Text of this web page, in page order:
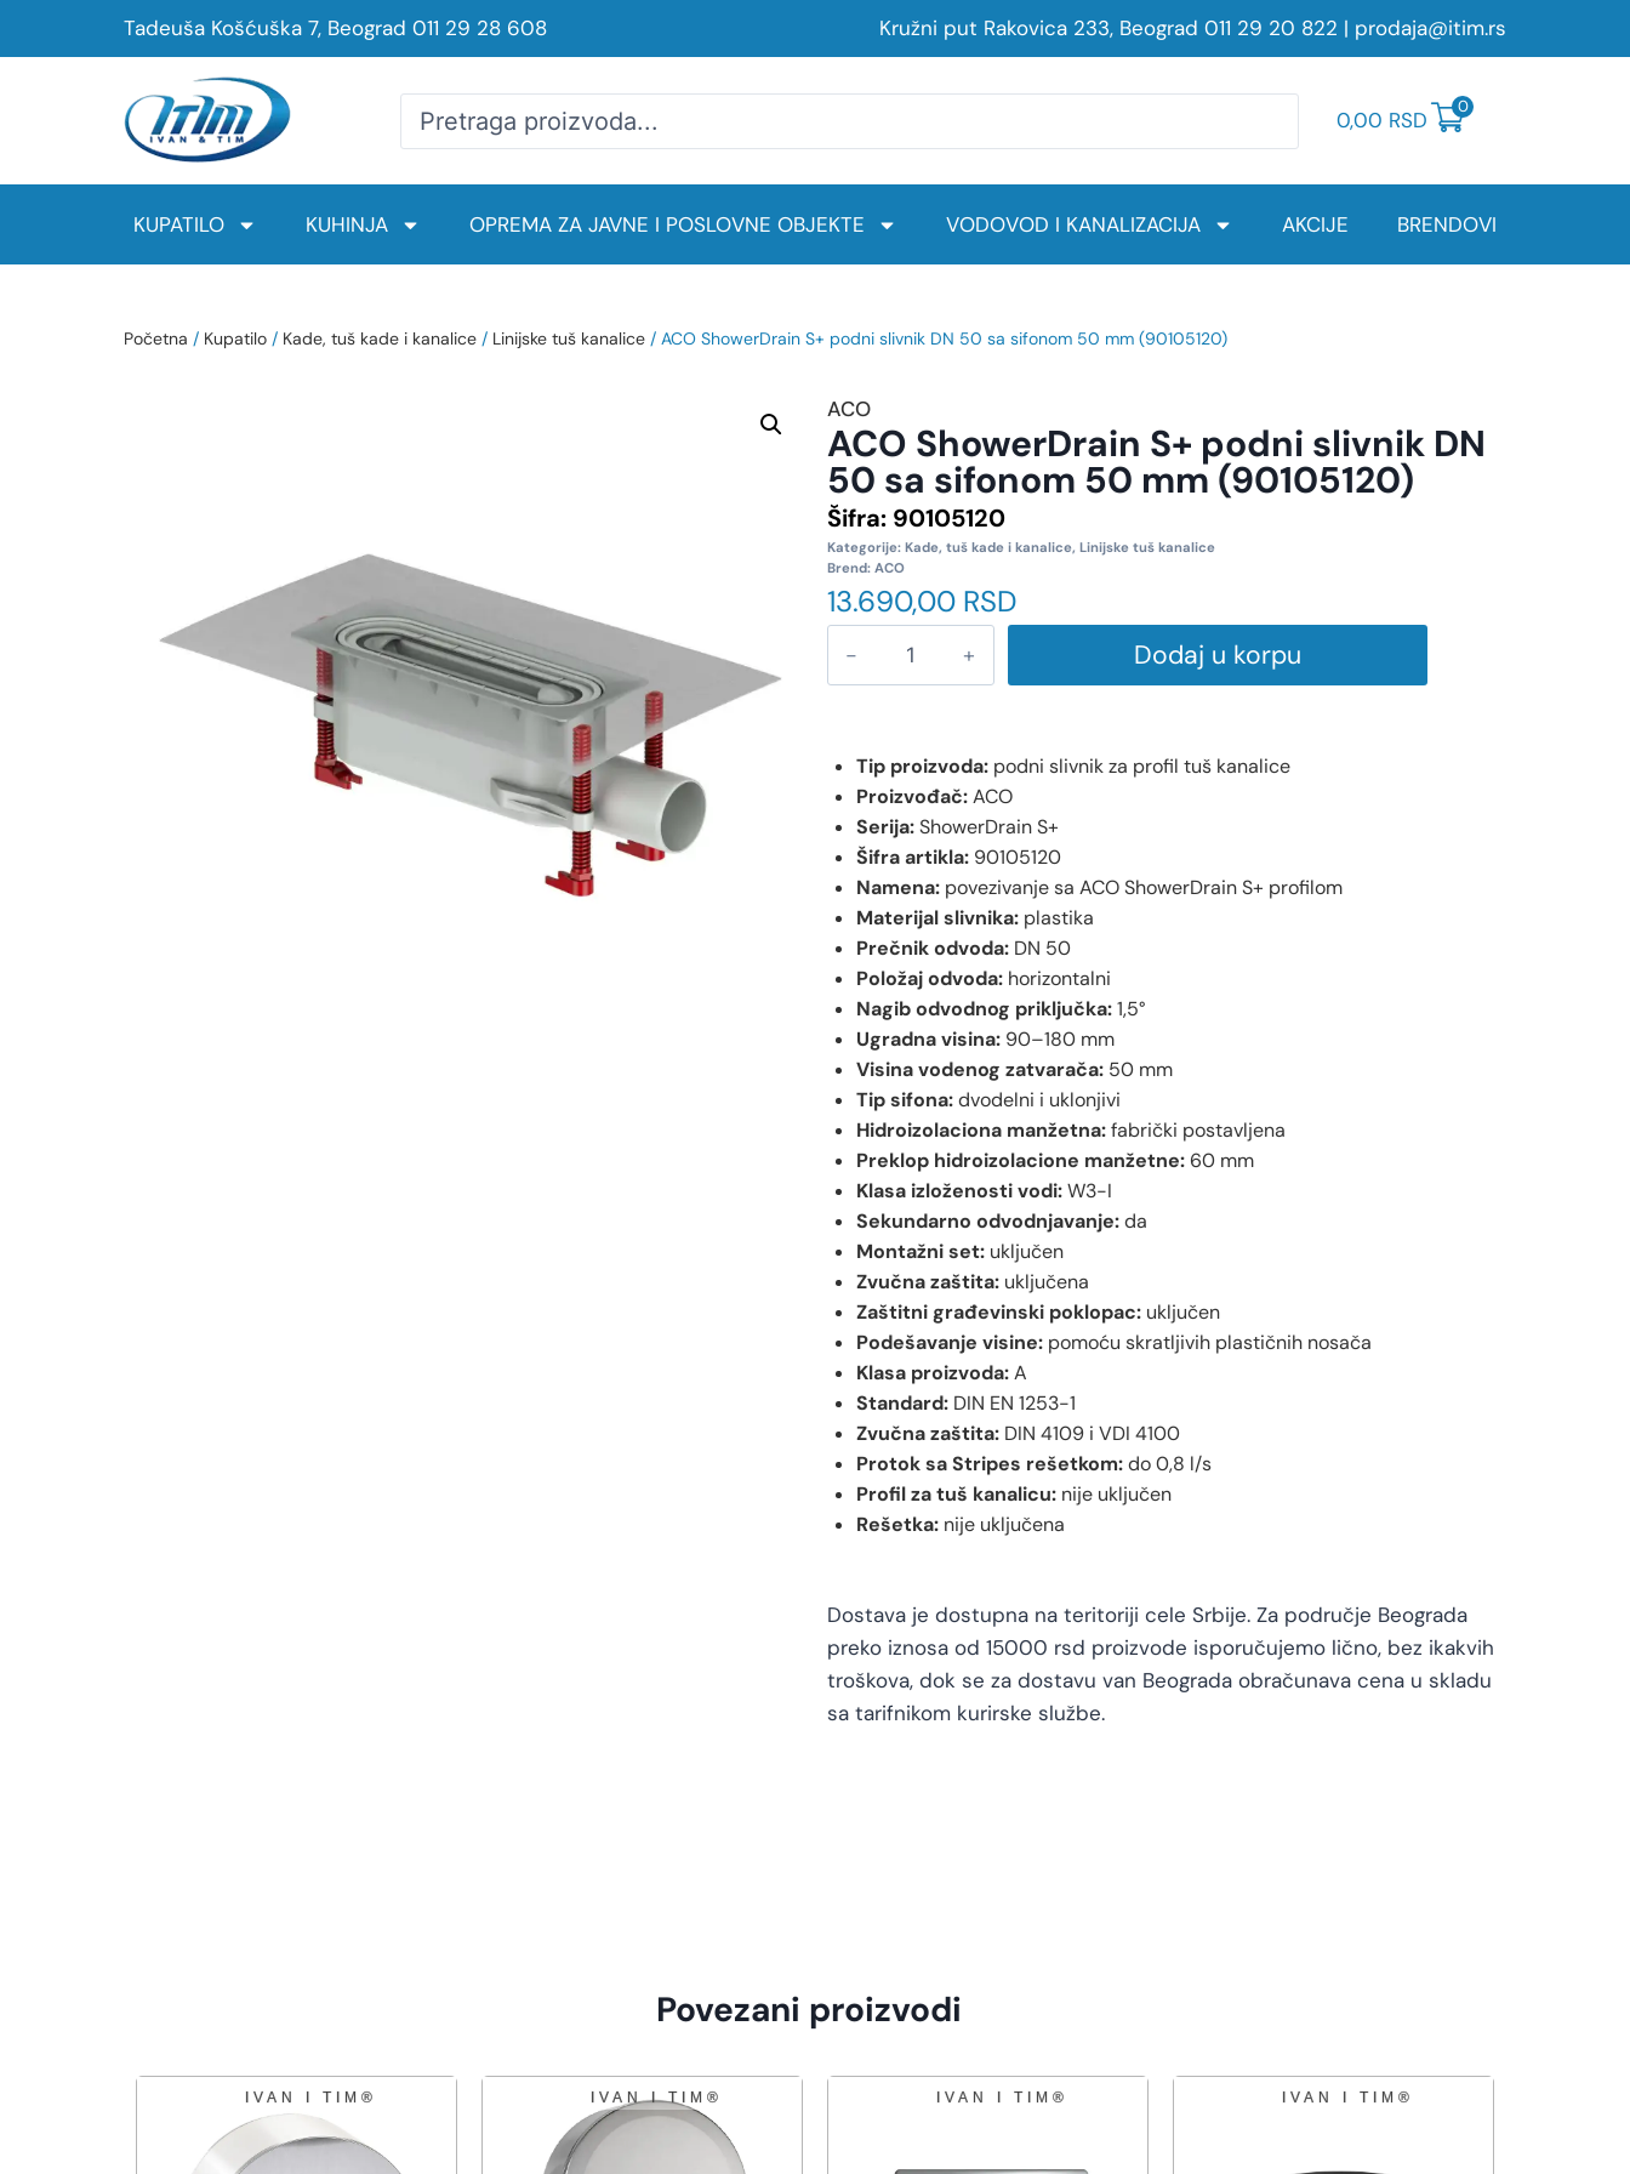
Tadeuša Košćuška 7, Beograd 011 29 28 608 Kružni put Rakovica 233, Beograd 011 29 20 822 | prodaja@itim.rs
0,00 RSD
0
KUPATILO KUHINJA OPREMA ZA JAVNE I POSLOVNE OBJEKTE VODOVOD I KANALIZACIJA AKCIJE BRENDOVI
Početna / Kupatilo / Kade, tuš kade i kanalice / Linijske tuš kanalice / ACO ShowerDrain S+ podni slivnik DN 50 sa sifonom 50 mm (90105120)
ACO
ACO ShowerDrain S+ podni slivnik DN
50 sa sifonom 50 mm (90105120)
Šifra: 90105120
Kategorije: Kade, tuš kade i kanalice, Linijske tuš kanalice
Brend: ACO
13.690,00 RSD
Dodaj u korpu
Tip proizvoda: podni slivnik za profil tuš kanalice
Proizvođač:ACO
Serija:ShowerDrain S+
Šifra artikla: 90105120
Namena: povezivanje sa ACO ShowerDrain S+ profilom
Materijal slivnika: plastika
Prečnik odvoda: DN 50
Položaj odvoda: horizontalni
Nagib odvodnog priključka:1,5°
Ugradna visina: 90–180 mm
Visina vodenog zatvarača: 50 mm
Tip sifona:dvodelni i uklonjivi
Hidroizolaciona manžetna:fabrički postavljena
Preklop hidroizolacione manžetne: 60 mm
Klasa izloženosti vodi:W3-I
Sekundarno odvodnjavanje:da
Montažni set: uključen
Zvučna zaštita: uključena
Zaštitni građevinski poklopac: uključen
Podešavanje visine: pomoću skratljivih plastičnih nosača
Klasa proizvoda:A
Standard: DIN EN 1253-1
Zvučna zaštita: DIN 4109 i VDI 4100
Protok sa Stripes rešetkom:do 0,8 l/s
Profil za tuš kanalicu: nije uključen
Rešetka: nije uključena
Dostava je dostupna na teritoriji cele Srbije. Za područje Beograda
preko iznosa od 15000 rsd proizvode isporučujemo lično, bez ikakvih
troškova, dok se za dostavu van Beograda obračunava cena u skladu
sa tarifnikom kurirske službe.
Povezani proizvodi